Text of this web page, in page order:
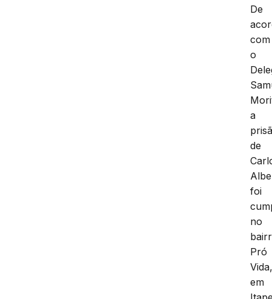
De
com
o
a
de
foi
no
Pró
em